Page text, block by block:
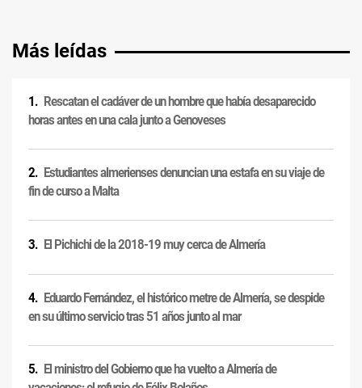
Más leídas
Rescatan el cadáver de un hombre que había desaparecido
horas antes en una cala junto a Genoveses
Estudiantes almerienses denuncian una estafa en su viaje de
fin de curso a Malta
El Pichichi de la 2018-19 muy cerca de Almería
Eduardo Fernández, el histórico metre de Almería, se despide
en su último servicio tras 51 años junto al mar
El ministro del Gobierno que ha vuelto a Almería de